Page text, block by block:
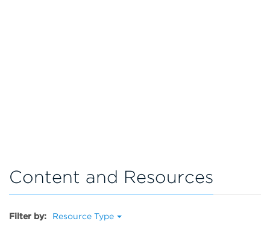
Content and Resources
Filter by: Resource Type